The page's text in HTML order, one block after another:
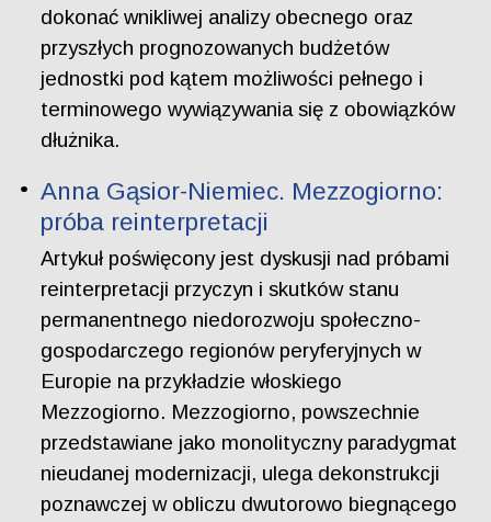
dokonać wnikliwej analizy obecnego oraz
przyszłych prognozowanych budżetów
jednostki pod kątem możliwości pełnego i
terminowego wywiązywania się z obowiązków
dłużnika.
Anna Gąsior-Niemiec. Mezzogiorno:
próba reinterpretacji
Artykuł poświęcony jest dyskusji nad próbami
reinterpretacji przyczyn i skutków stanu
permanentnego niedorozwoju społeczno-
gospodarczego regionów peryferyjnych w
Europie na przykładzie włoskiego
Mezzogiorno. Mezzogiorno, powszechnie
przedstawiane jako monolityczny paradygmat
nieudanej modernizacji, ulega dekonstrukcji
poznawczej w obliczu dwutorowo biegnącego